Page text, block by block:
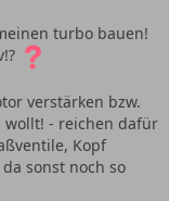
turbo bauen!
verstärken bzw.
- reichen dafür
Kopf
sonst noch so